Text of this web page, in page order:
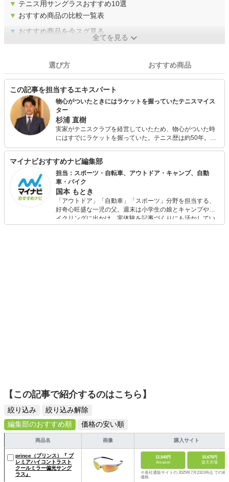
▼ テニス用サングラスおすすめ10選
▼ おすすめ商品の比較一覧表
▼ おすすめ商品を今スグ見る
全てを見る
選び方 おすすめ商品
この記事を担当するエキスパート
物心がついたときにはラケットを握っていたテニスマイス
ター
杉浦 直樹
実家がテニスクラブを経営していたため、物心がついた時
にはすでにラケットを握っていた。テニス歴は約50年。ジ
ョン・マッケンローを尊敬し、「ボールのタッチ」を重視
プレーヤーのエピソード、ラケットやシューズといったグ
ッズの変遷、人気の移り変わりなどに深い知見を持つ。
マイナビおすすめナビ編集部
担当：スポーツ・自転車、アウトドア・キャンプ、自動
車・バイク
国本 もとき
「アウトドア」「自動車」「スポーツ」分野を担当する、
好奇心旺盛な一児の父。週末は小学生の娘とキャンプやサ
イクリングに出かけ、実体験を記事づくりにも活かしてい
ます。読者の「知りたい」を分かりやすく届けることをモ
【この記事で紹介するのはこちら】
絞り込み
絞り込み解除
編集部のおすすめ順
価格の安い順
商品名 画像 購入サイト
prince（プリンス）『 プ
レミアハイコントラスト
クールミラー偏光サング
ラス』
12,540円
Amazon
15,675円
楽天市場
※各社通販サイトの 2025年7月23日時点 での税
価格